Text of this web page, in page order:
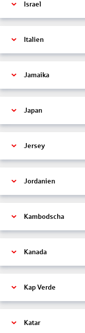
Israel
Italien
Jamaika
Japan
Jersey
Jordanien
Kambodscha
Kanada
Kap Verde
Katar